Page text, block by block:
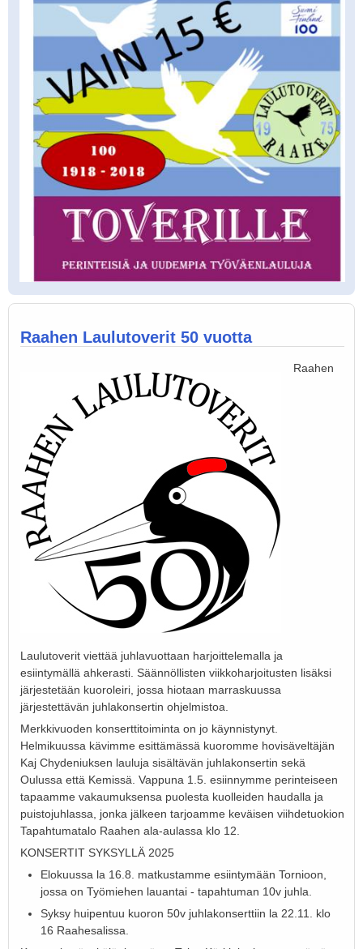
Raahen Laulutoverit 50 vuotta
Raahen
Laulutoverit viettää juhlavuottaan harjoittelemalla ja
esiintymällä ahkerasti. Säännöllisten viikkoharjoitusten lisäksi
järjestetään kuoroleiri, jossa hiotaan marraskuussa
järjestettävän juhlakonsertin ohjelmistoa.
Merkkivuoden konserttitoiminta on jo käynnistynyt.
Helmikuussa kävimme esittämässä kuoromme hovisäveltäjän
Kaj Chydeniuksen lauluja sisältävän juhlakonsertin sekä
Oulussa että Kemissä. Vappuna 1.5. esiinnymme perinteiseen
tapaamme vakaumuksensa puolesta kuolleiden haudalla ja
puistojuhlassa, jonka jälkeen tarjoamme keväisen viihdetuokion
Tapahtumatalo Raahen ala-aulassa klo 12.
KONSERTIT SYKSYLLÄ 2025
Elokuussa la 16.8. matkustamme esiintymään Tornioon,
jossa on Työmiehen lauantai - tapahtuman 10v juhla.
Syksy huipentuu kuoron 50v juhlakonserttiin la 22.11. klo
16 Raahesalissa.